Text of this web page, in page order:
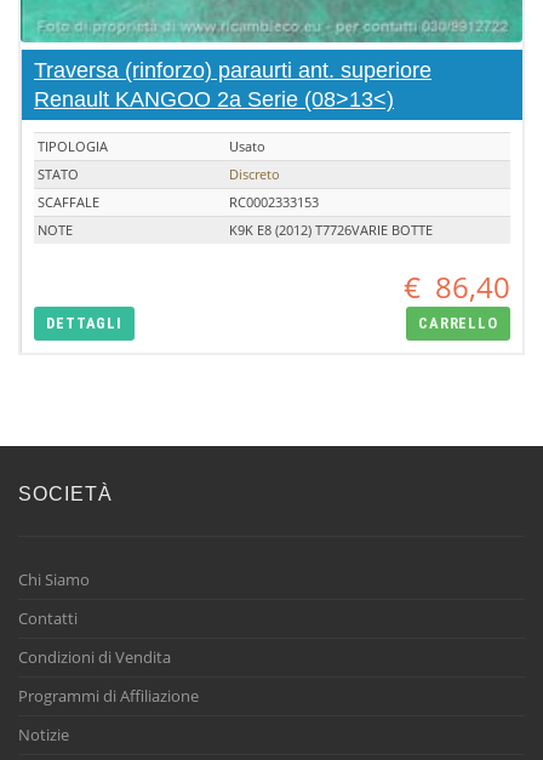
Traversa (rinforzo) paraurti ant. superiore
Renault KANGOO 2a Serie (08>13<)
TIPOLOGIA
Usato
STATO
Discreto
SCAFFALE
RC0002333153
NOTE
K9K E8 (2012) T7726VARIE BOTTE
€ 86,40
DETTAGLI CARRELLO
SOCIETÀ
Chi Siamo
Contatti
Condizioni di Vendita
Programmi di Affiliazione
Notizie